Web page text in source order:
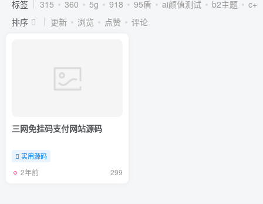
标签
315 360 5g 918 95盾 ai颜值测试 b2主题
c++
排序
更新 浏览 点赞 评论
三网免挂码支付网站源码
实用源码
2年前 299